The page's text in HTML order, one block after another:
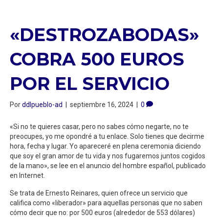
«DESTROZABODAS»
COBRA 500 EUROS
POR EL SERVICIO
Porddlpueblo-ad | septiembre 16, 2024 | 0
«Si no te quieres casar, pero no sabes cómo negarte, no te
preocupes, yo me opondré a tu enlace. Solo tienes que decirme
hora, fecha y lugar. Yo apareceré en plena ceremonia diciendo
que soy el gran amor de tu vida y nos fugaremos juntos cogidos
de la mano», se lee en el anuncio del hombre español, publicado
en Internet.
Se trata de Ernesto Reinares, quien ofrece un servicio que
califica como «liberador» para aquellas personas que no saben
cómo decir que no: por 500 euros (alrededor de 553 dólares)